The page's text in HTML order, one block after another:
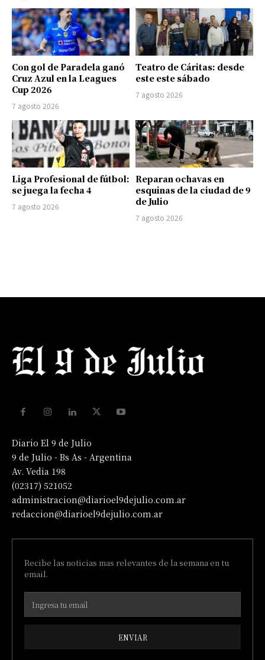
Con gol de Paradela ganó
Cruz Azul en la Leagues
Cup 2026
7 agosto 2026
Teatro de Cáritas: desde
este este sábado
7 agosto 2026
Liga Profesional de fútbol:
se juega la fecha 4
7 agosto 2026
Reparan ochavas en
esquinas de la ciudad de 9
de Julio
7 agosto 2026
Diario El 9 de Julio
9 de Julio - Bs As - Argentina
Av. Vedia 198
(02317) 521052
administracion@diarioel9dejulio.com.ar
redaccion@diarioel9dejulio.com.ar
Recibe las noticias mas relevantes de la semana en tu
email.
ENVIAR